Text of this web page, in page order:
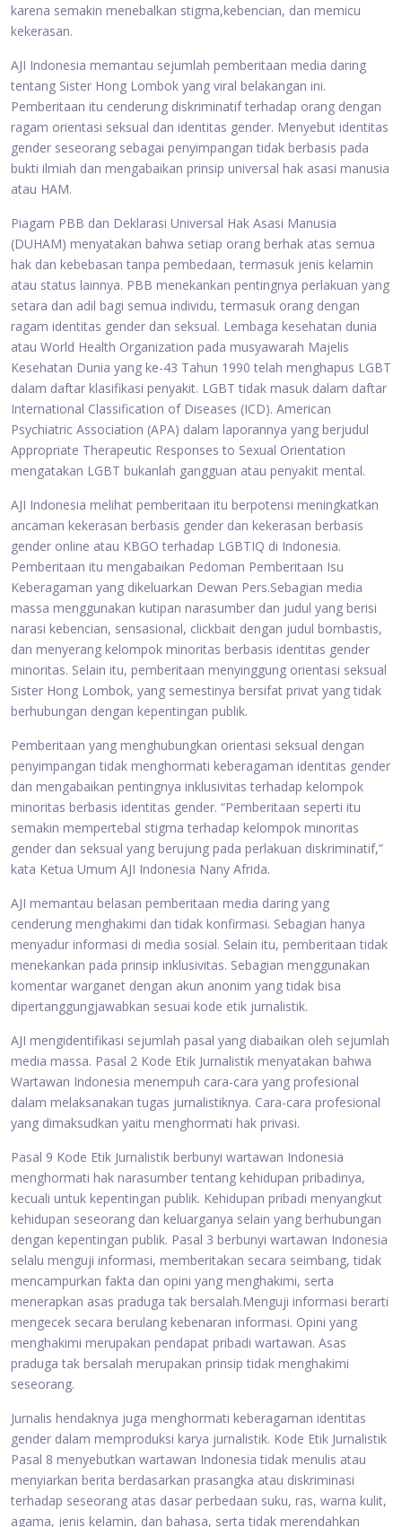
karena semakin menebalkan stigma,kebencian, dan memicu
kekerasan.
AJI Indonesia memantau sejumlah pemberitaan media daring
tentang Sister Hong Lombok yang viral belakangan ini.
Pemberitaan itu cenderung diskriminatif terhadap orang dengan
ragam orientasi seksual dan identitas gender. Menyebut identitas
gender seseorang sebagai penyimpangan tidak berbasis pada
bukti ilmiah dan mengabaikan prinsip universal hak asasi manusia
atau HAM.
Piagam PBB dan Deklarasi Universal Hak Asasi Manusia
(DUHAM) menyatakan bahwa setiap orang berhak atas semua
hak dan kebebasan tanpa pembedaan, termasuk jenis kelamin
atau status lainnya. PBB menekankan pentingnya perlakuan yang
setara dan adil bagi semua individu, termasuk orang dengan
ragam identitas gender dan seksual. Lembaga kesehatan dunia
atau World Health Organization pada musyawarah Majelis
Kesehatan Dunia yang ke-43 Tahun 1990 telah menghapus LGBT
dalam daftar klasifikasi penyakit. LGBT tidak masuk dalam daftar
International Classification of Diseases (ICD). American
Psychiatric Association (APA) dalam laporannya yang berjudul
Appropriate Therapeutic Responses to Sexual Orientation
mengatakan LGBT bukanlah gangguan atau penyakit mental.
AJI Indonesia melihat pemberitaan itu berpotensi meningkatkan
ancaman kekerasan berbasis gender dan kekerasan berbasis
gender online atau KBGO terhadap LGBTIQ di Indonesia.
Pemberitaan itu mengabaikan Pedoman Pemberitaan Isu
Keberagaman yang dikeluarkan Dewan Pers.Sebagian media
massa menggunakan kutipan narasumber dan judul yang berisi
narasi kebencian, sensasional, clickbait dengan judul bombastis,
dan menyerang kelompok minoritas berbasis identitas gender
minoritas. Selain itu, pemberitaan menyinggung orientasi seksual
Sister Hong Lombok, yang semestinya bersifat privat yang tidak
berhubungan dengan kepentingan publik.
Pemberitaan yang menghubungkan orientasi seksual dengan
penyimpangan tidak menghormati keberagaman identitas gender
dan mengabaikan pentingnya inklusivitas terhadap kelompok
minoritas berbasis identitas gender. “Pemberitaan seperti itu
semakin mempertebal stigma terhadap kelompok minoritas
gender dan seksual yang berujung pada perlakuan diskriminatif,”
kata Ketua Umum AJI Indonesia Nany Afrida.
AJI memantau belasan pemberitaan media daring yang
cenderung menghakimi dan tidak konfirmasi. Sebagian hanya
menyadur informasi di media sosial. Selain itu, pemberitaan tidak
menekankan pada prinsip inklusivitas. Sebagian menggunakan
komentar warganet dengan akun anonim yang tidak bisa
dipertanggungjawabkan sesuai kode etik jurnalistik.
AJI mengidentifikasi sejumlah pasal yang diabaikan oleh sejumlah
media massa. Pasal 2 Kode Etik Jurnalistik menyatakan bahwa
Wartawan Indonesia menempuh cara-cara yang profesional
dalam melaksanakan tugas jurnalistiknya. Cara-cara profesional
yang dimaksudkan yaitu menghormati hak privasi.
Pasal 9 Kode Etik Jurnalistik berbunyi wartawan Indonesia
menghormati hak narasumber tentang kehidupan pribadinya,
kecuali untuk kepentingan publik. Kehidupan pribadi menyangkut
kehidupan seseorang dan keluarganya selain yang berhubungan
dengan kepentingan publik. Pasal 3 berbunyi wartawan Indonesia
selalu menguji informasi, memberitakan secara seimbang, tidak
mencampurkan fakta dan opini yang menghakimi, serta
menerapkan asas praduga tak bersalah.Menguji informasi berarti
mengecek secara berulang kebenaran informasi. Opini yang
menghakimi merupakan pendapat pribadi wartawan. Asas
praduga tak bersalah merupakan prinsip tidak menghakimi
seseorang.
Jurnalis hendaknya juga menghormati keberagaman identitas
gender dalam memproduksi karya jurnalistik. Kode Etik Jurnalistik
Pasal 8 menyebutkan wartawan Indonesia tidak menulis atau
menyiarkan berita berdasarkan prasangka atau diskriminasi
terhadap seseorang atas dasar perbedaan suku, ras, warna kulit,
agama, jenis kelamin, dan bahasa, serta tidak merendahkan